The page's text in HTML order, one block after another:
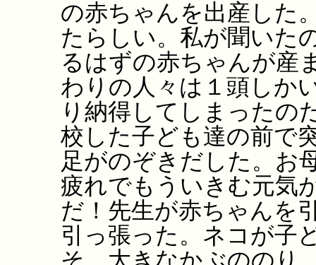
の赤ちゃんを出産した
たらしい。私が聞いた
るはずの赤ちゃんが産
わりの人々は１頭しか
り納得してしまったの
校した子ども達の前で
足がのぞきだした。お
疲れでもういきむ元気
だ！先生が赤ちゃんを
引っ張った。ネコが子